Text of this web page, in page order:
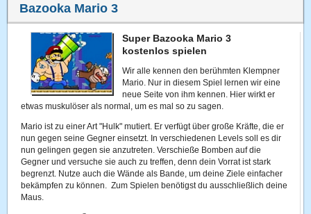
Bazooka Mario 3
Super Bazooka Mario 3
kostenlos spielen
Wir alle kennen den berühmten Klempner
Mario. Nur in diesem Spiel lernen wir eine
neue Seite von ihm kennen. Hier wirkt er
etwas muskulöser als normal, um es mal so zu sagen.
Mario ist zu einer Art "Hulk" mutiert. Er verfügt über große Kräfte, die er
nun gegen seine Gegner einsetzt. In verschiedenen Levels soll es dir
nun gelingen gegen sie anzutreten. Verschieße Bomben auf die
Gegner und versuche sie auch zu treffen, denn dein Vorrat ist stark
begrenzt. Nutze auch die Wände als Bande, um deine Ziele einfacher
bekämpfen zu können. Zum Spielen benötigst du ausschließlich deine
Maus.